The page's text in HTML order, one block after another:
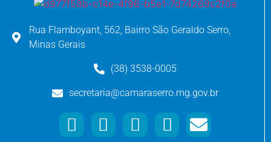
Rua Flamboyant, 562, Bairro São Geraldo Serro,
Minas Gerais
(38) 3538-0005
secretaria@camaraserro.mg.gov.br